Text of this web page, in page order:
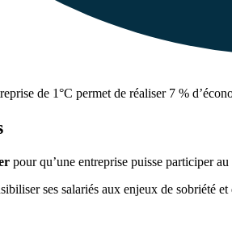
de 1°C permet de réaliser 7 %
pour qu’une entreprise puisse participer
ses salariés aux enjeux de sobriété